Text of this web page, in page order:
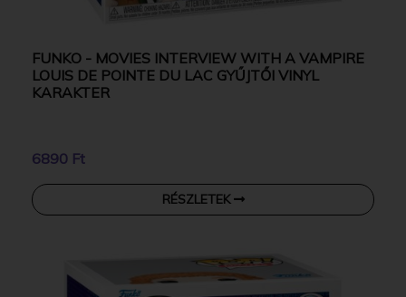
FUNKO - MOVIES INTERVIEW WITH A VAMPIRE
LOUIS DE POINTE DU LAC GYŰJTŐI VINYL
KARAKTER
6890 Ft
RÉSZLETEK